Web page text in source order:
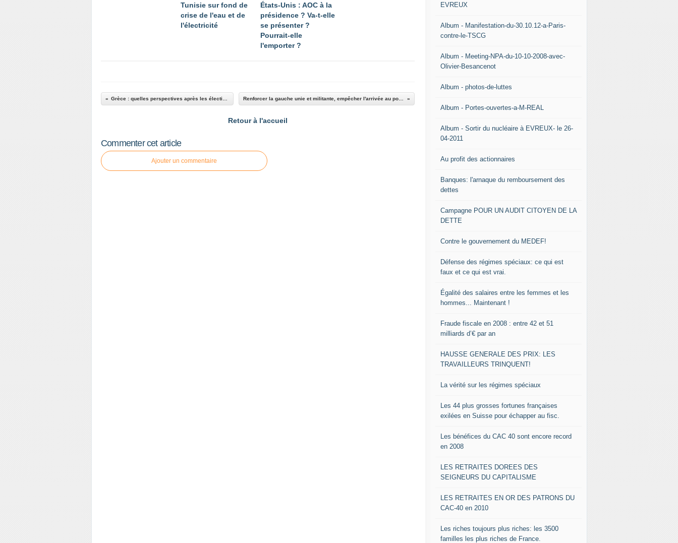
Tunisie sur fond de
crise de l'eau et de
l'électricité
États-Unis : AOC à la
présidence ? Va-t-elle
se présenter ?
Pourrait-elle
l'emporter ?
Retour à l'accueil
Commenter cet article
Ajouter un commentaire
EVREUX
Album - Manifestation-du-30.10.12-a-Paris-
contre-le-TSCG
Album - Meeting-NPA-du-10-10-2008-avec-
Olivier-Besancenot
Album - photos-de-luttes
Album - Portes-ouvertes-a-M-REAL
Album - Sortir du nucléaire à EVREUX- le 26-
04-2011
Au profit des actionnaires
Banques: l'arnaque du remboursement des
dettes
Campagne POUR UN AUDIT CITOYEN DE LA
DETTE
Contre le gouvernement du MEDEF!
Défense des régimes spéciaux: ce qui est
faux et ce qui est vrai.
Égalité des salaires entre les femmes et les
hommes... Maintenant !
Fraude fiscale en 2008 : entre 42 et 51
milliards d’€ par an
HAUSSE GENERALE DES PRIX: LES
TRAVAILLEURS TRINQUENT!
La vérité sur les régimes spéciaux
Les 44 plus grosses fortunes françaises
exilées en Suisse pour échapper au fisc.
Les bénéfices du CAC 40 sont encore record
en 2008
LES RETRAITES DOREES DES
SEIGNEURS DU CAPITALISME
LES RETRAITES EN OR DES PATRONS DU
CAC-40 en 2010
Les riches toujours plus riches: les 3500
familles les plus riches de France.